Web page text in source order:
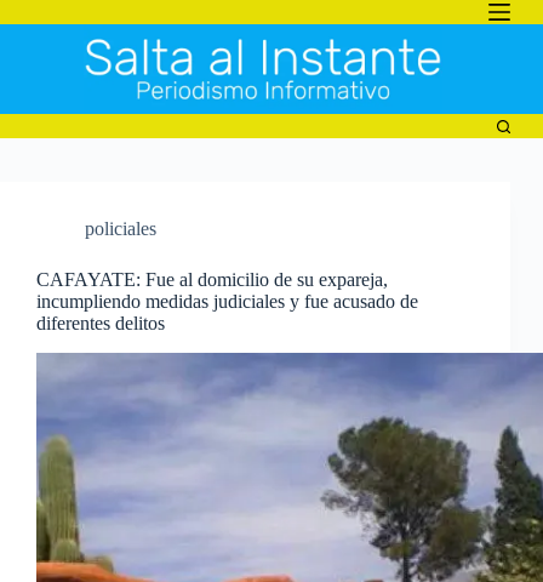
al
policiales
CAFAYATE: Fue al domicilio de su expareja,
incumpliendo medidas judiciales y fue acusado de
diferentes delitos